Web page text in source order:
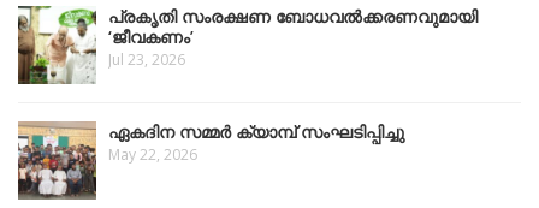
പ്രകൃതി സംരക്ഷണ ബോധവൽക്കരണവുമായി
‘ജീവകണം’
Jul 23, 2026
ഏകദിന സമ്മർ ക്യാമ്പ് സംഘടിപ്പിച്ചു
May 22, 2026